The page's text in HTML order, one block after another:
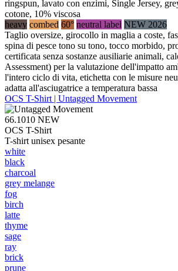
ringspun, lavato con enzimi, Single Jersey,
cotone, 10% viscosa
heavy combed 60° neutral label NEW 2026
Taglio oversize, girocollo in maglia a coste,
spina di pesce tono su tono, tocco morbido,
certificata senza sostanze ausiliarie animali,
Assessment) per la valutazione dell'impatto
l'intero ciclo di vita, etichetta con le misure
adatta all'asciugatrice a temperatura bassa
OCS T-Shirt | Untagged Movement
66.1010 NEW
OCS T-Shirt
T-shirt unisex pesante
white
black
charcoal
grey melange
fog
birch
latte
thyme
sage
ray
brick
prune